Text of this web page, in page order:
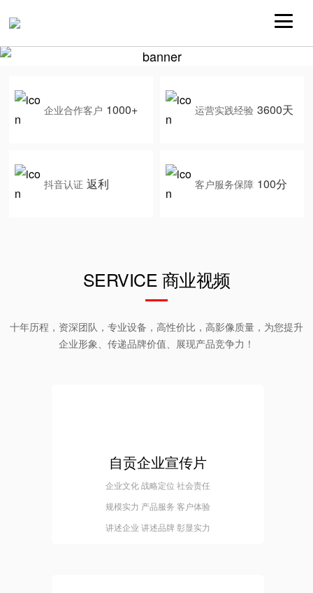
企业合作客户 1000+ 运营实践经验 3600天
抖音认证 返利 客户服务保障 100分
SERVICE 商业视频
十年历程，资深团队，专业设备，高性价比，高影像质量，为您提升
企业形象、传递品牌价值、展现产品竞争力！
自贡企业宣传片
企业文化 战略定位 社会责任
规模实力 产品服务 客户体验
讲述企业 讲述品牌 彰显实力